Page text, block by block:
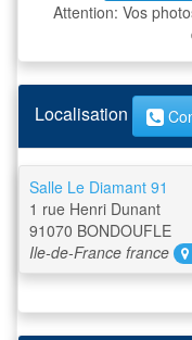
Attention: Vos
Localisation
Salle Le Diamant 91
1 rue Henri Dunant
91070 BONDOUFLE
Ile-de-France france